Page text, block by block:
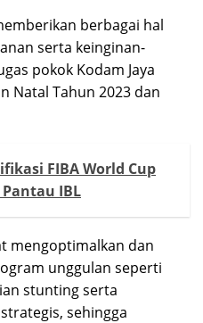
berbagai hal
serta keinginan-
pokok Kodam Jaya
Natal Tahun 2023 dan
FIBA World Cup
Pantau IBL
mengoptimalkan dan
unggulan seperti
stunting serta
sehingga